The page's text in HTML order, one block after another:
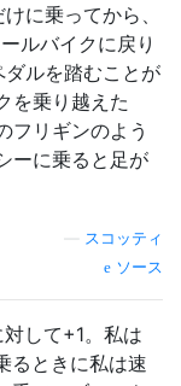
に乗ってから、
ルバイクに戻り
ルを踏むことが
を乗り越えた
フリギンのよう
ーに乗ると足が
スコッティ
ソース
して+1。私は
るときに私は速